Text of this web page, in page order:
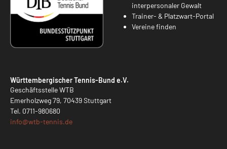
interpersonaler Gewalt
Trainer- & Platzwart-Portal
Vereine finden
Württembergischer Tennis-Bund e.V.
Geschäftsstelle WTB
Emerholzweg 79, 70439 Stuttgart
Tel. 0711-980680
info@wtb-tennis.de